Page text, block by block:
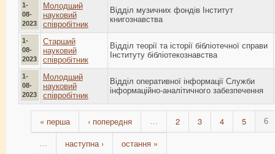
1-
08-
2023
Молодший
науковий
співробітник
Відділ музичних фондів Інститут
книгознавства
1-
08-
2023
Старший
науковий
співробітник
Відділ теорії та історії бібліотечної справи
Інституту бібліотекознавства
1-
08-
2023
Молодший
науковий
співробітник
Відділ оперативної інформації Служби
інформаційно-аналітичного забезпечення
« перша ‹ попередня 2 3 4 5 6
наступна › остання »